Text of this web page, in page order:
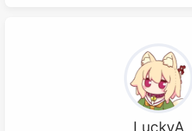
LuckyA